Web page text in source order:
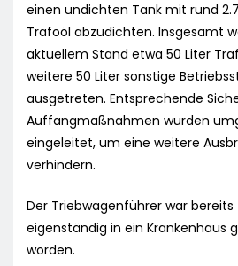
einen undichten Tank mit rund
Trafoöl abzudichten. Insgesamt
aktuellem Stand etwa 50 Liter
weitere 50 Liter sonstige
ausgetreten. Entsprechende
Auffangmaßnahmen wurden
eingeleitet, um eine weitere
verhindern.
Der Triebwagenführer war bereits
eigenständig in ein Krankenhaus
worden.